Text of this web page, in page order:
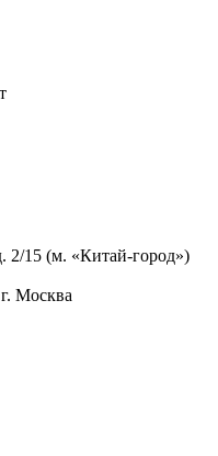
2/15 (м. «Китай-город»)
Москва